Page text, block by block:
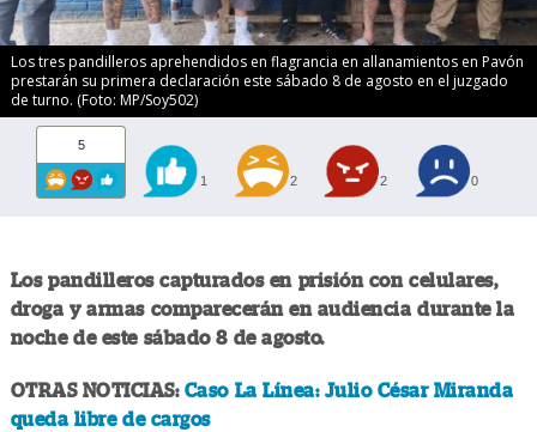
Los tres pandilleros aprehendidos en flagrancia en allanamientos en Pavón
prestarán su primera declaración este sábado 8 de agosto en el juzgado
de turno. (Foto: MP/Soy502)
5
1 2 2 0
Los pandilleros capturados en prisión con celulares,
droga y armas comparecerán en audiencia durante la
noche de este sábado 8 de agosto.
OTRAS NOTICIAS: Caso La Línea: Julio César Miranda
queda libre de cargos